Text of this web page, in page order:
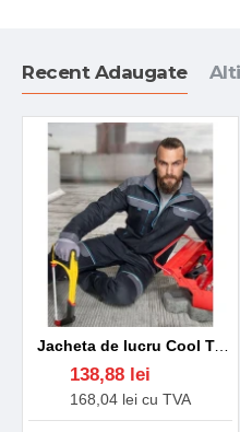
Recent Adaugate
Jacheta de lucru Cool Trend bumbac 260g/m2, negru-gri
138,88 lei
168,04 lei cu TVA